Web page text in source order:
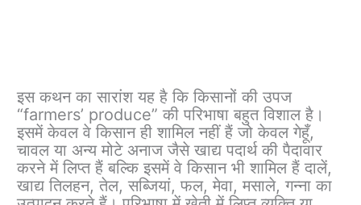
इस कथन का सारांश यह है कि किसानों की उपज
“farmers’ produce” की परिभाषा बहुत विशाल है।
इसमें केवल वे किसान ही शामिल नहीं हैं जो केवल गेहूँ,
चावल या अन्य मोटे अनाज जैसे खाद्य पदार्थ की पैदावार
करने में लिप्त हैं बल्कि इसमें वे किसान भी शामिल हैं दालें,
खाद्य तिलहन, तेल, सब्जियां, फल, मेवा, मसाले, गन्ना का